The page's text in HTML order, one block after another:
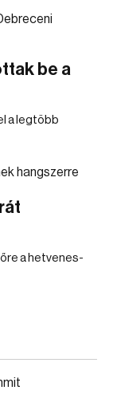
be a
a legtöbb
a hetvenes-